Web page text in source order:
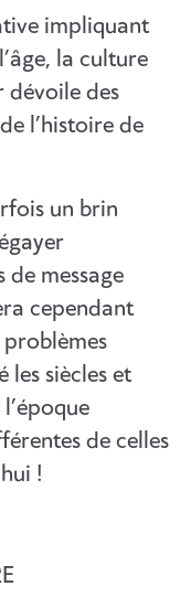
impliquant
la culture
dévoile des
l’histoire de
un brin
de message
cependant
les siècles et
de celles
!